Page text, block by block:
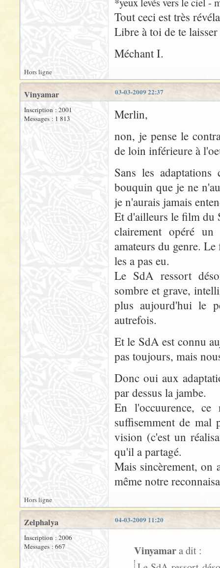
Tout ceci est très
Libre à toi de te
Méchant I.
Hors ligne
03-03-2009 22:37
Vinyamar
Inscription : 2001
Messages : 1 813
Merlin,
non, je pense le
de loin inférieure à
Sans les
bouquin que je ne
je n'aurais jamais
Et d'ailleurs le film du
clairement opéré
amateurs du genre.
les a pas eu.
Le SdA ressort
sombre et grave,
plus aujourd'hui le
autrefois.
Et le SdA est connu
pas toujours, mais
Donc oui aux
par dessus la jambe.
En l'occuurence,
suffisemment de
vision (c'est un
qu'il a partagé.
Mais sincèrement, on
même notre
Hors ligne
04-03-2009 11:20
Zelphalya
Inscription : 2006
Messages : 667
Vinyamara dit :